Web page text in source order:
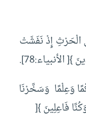
الْحَرْثِ إِذْ نَفَشَتْ
وَعِلْمًا وَسَخَّرْنَا
فَاعِلِينَ }[